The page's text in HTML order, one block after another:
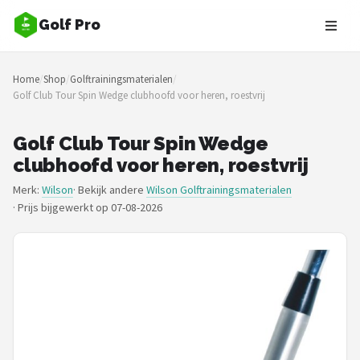
Golf Pro
Zoeken
NAVIGATIE
Merken
Blog
Golfers
Home/Shop/Golftrainingsmaterialen/
Golf Club Tour Spin Wedge clubhoofd voor heren, roestvrij
Golf Club Tour Spin Wedge
clubhoofd voor heren, roestvrij
Merk: Wilson· Bekijk andere Wilson Golftrainingsmaterialen
· Prijs bijgewerkt op 07-08-2026